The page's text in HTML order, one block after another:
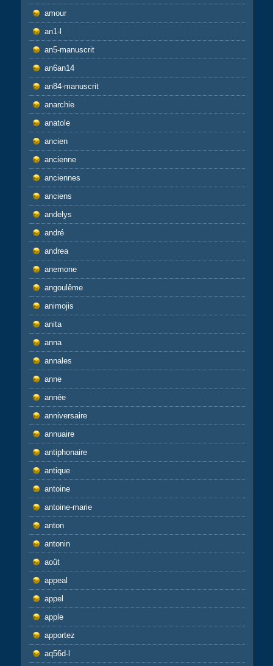
amour
an1-l
an5-manuscrit
an6an14
an84-manuscrit
anarchie
anatole
ancien
ancienne
anciennes
anciens
andelys
andré
andrea
anemone
angoulême
animojis
anita
anna
annales
anne
année
anniversaire
annuaire
antiphonaire
antique
antoine
antoine-marie
anton
antonin
août
appeal
appel
apple
apportez
aq56d-l